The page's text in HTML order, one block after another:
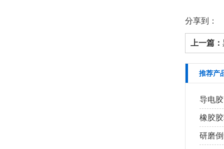
分享到：
上一篇：
推荐产
导电
橡胶
研磨